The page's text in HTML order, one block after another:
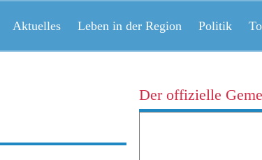
Aktuelles Leben in der Region Politik
Der offizielle